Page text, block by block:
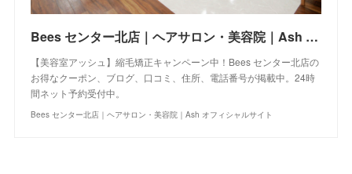
Bees センター北店｜ヘアサロン・美容院｜Ash オフィシャルサイト
【美容室アッシュ】縮毛矯正キャンペーン中！Bees センター北店の
お得なクーポン、ブログ、口コミ、住所、電話番号が掲載中。24時
間ネット予約受付中。
Bees センター北店｜ヘアサロン・美容院｜Ash オフィシャルサイト